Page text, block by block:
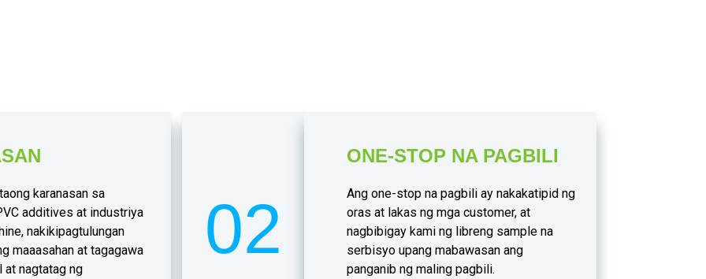
karanasan sa
additives at industriya
nakikipagtulungan
maaasahan at tagagawa
at nagtatag ng
02
ONE-STOP NA PAGBILI
Ang one-stop na pagbili ay nakakatipid ng
oras at lakas ng mga customer, at
nagbibigay kami ng libreng sample na
serbisyo upang mabawasan ang
panganib ng maling pagbili.